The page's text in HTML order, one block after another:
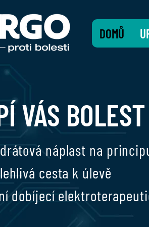
DOMŮ
VÁS
náplast na
cesta k úlevě
dobíjecí